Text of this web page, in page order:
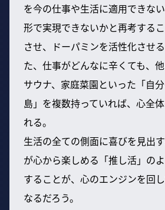
を今の仕事や生活に適用できな
形で実現できないかと再考する
させ、ドーパミンを活性化させ
た、仕事がどんなに辛くても、
サウナ、家庭菜園といった「自
島」を複数持っていれば、心全
れる。
生活の全ての側面に喜びを見出
が心から楽しめる「推し活」の
することが、心のエンジンを回
なるだろう。